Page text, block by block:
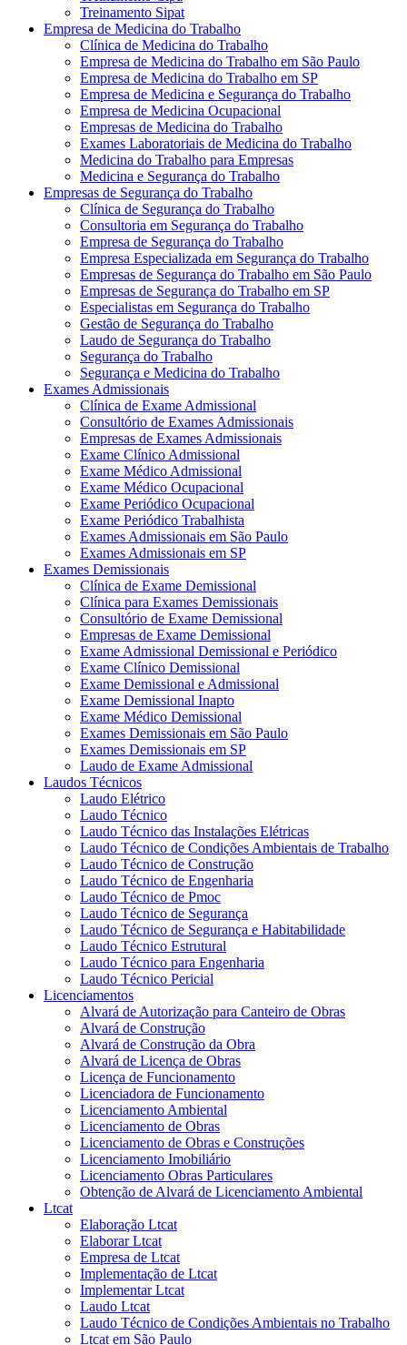
Treinamento Sipat
Empresa de Medicina do Trabalho
Clínica de Medicina do Trabalho
Empresa de Medicina do Trabalho em São Paulo
Empresa de Medicina do Trabalho em SP
Empresa de Medicina e Segurança do Trabalho
Empresa de Medicina Ocupacional
Empresas de Medicina do Trabalho
Exames Laboratoriais de Medicina do Trabalho
Medicina do Trabalho para Empresas
Medicina e Segurança do Trabalho
Empresas de Segurança do Trabalho
Clínica de Segurança do Trabalho
Consultoria em Segurança do Trabalho
Empresa de Segurança do Trabalho
Empresa Especializada em Segurança do Trabalho
Empresas de Segurança do Trabalho em São Paulo
Empresas de Segurança do Trabalho em SP
Especialistas em Segurança do Trabalho
Gestão de Segurança do Trabalho
Laudo de Segurança do Trabalho
Segurança do Trabalho
Segurança e Medicina do Trabalho
Exames Admissionais
Clínica de Exame Admissional
Consultório de Exames Admissionais
Empresas de Exames Admissionais
Exame Clínico Admissional
Exame Médico Admissional
Exame Médico Ocupacional
Exame Periódico Ocupacional
Exame Periódico Trabalhista
Exames Admissionais em São Paulo
Exames Admissionais em SP
Exames Demissionais
Clínica de Exame Demissional
Clínica para Exames Demissionais
Consultório de Exame Demissional
Empresas de Exame Demissional
Exame Admissional Demissional e Periódico
Exame Clínico Demissional
Exame Demissional e Admissional
Exame Demissional Inapto
Exame Médico Demissional
Exames Demissionais em São Paulo
Exames Demissionais em SP
Laudo de Exame Admissional
Laudos Técnicos
Laudo Elétrico
Laudo Técnico
Laudo Técnico das Instalações Elétricas
Laudo Técnico de Condições Ambientais de Trabalho
Laudo Técnico de Construção
Laudo Técnico de Engenharia
Laudo Técnico de Pmoc
Laudo Técnico de Segurança
Laudo Técnico de Segurança e Habitabilidade
Laudo Técnico Estrutural
Laudo Técnico para Engenharia
Laudo Técnico Pericial
Licenciamentos
Alvará de Autorização para Canteiro de Obras
Alvará de Construção
Alvará de Construção da Obra
Alvará de Licença de Obras
Licença de Funcionamento
Licenciadora de Funcionamento
Licenciamento Ambiental
Licenciamento de Obras
Licenciamento de Obras e Construções
Licenciamento Imobiliário
Licenciamento Obras Particulares
Obtenção de Alvará de Licenciamento Ambiental
Ltcat
Elaboração Ltcat
Elaborar Ltcat
Empresa de Ltcat
Implementação de Ltcat
Implementar Ltcat
Laudo Ltcat
Laudo Técnico de Condições Ambientais no Trabalho
Ltcat em São Paulo